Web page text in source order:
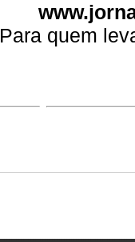
Para quem